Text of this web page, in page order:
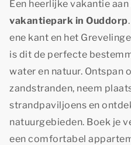
Een heerlijke vakantie
vakantiepark in Ouddorp
ene kant en het
is dit de perfecte
water en natuur. Ontspan
zandstranden, neem
strandpaviljoens en
natuurgebieden. Boek je
een comfortabel